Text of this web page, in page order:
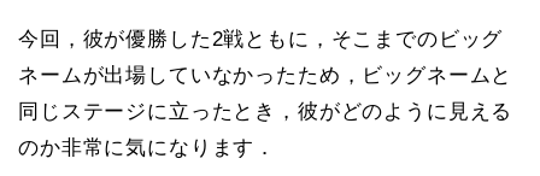
今回，彼が優勝した2戦ともに，そこまでのビッグ
ネームが出場していなかったため，ビッグネームと
同じステージに立ったとき，彼がどのように見える
のか非常に気になります．